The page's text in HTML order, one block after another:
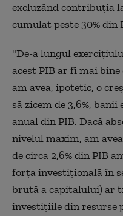
excluzând contribuţia
cumulat peste 30% din
"De-a lungul
acest PIB ar fi mai bine
am avea, ipotetic, o
să zicem de 3,6%,
anual din PIB. Dacă
nivelul maxim, am
de circa 2,6% din PIB
forţa investiţională în
brută a capitalului) ar
investiţiile din resurse